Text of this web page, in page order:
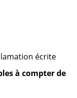
écrite
à compter de